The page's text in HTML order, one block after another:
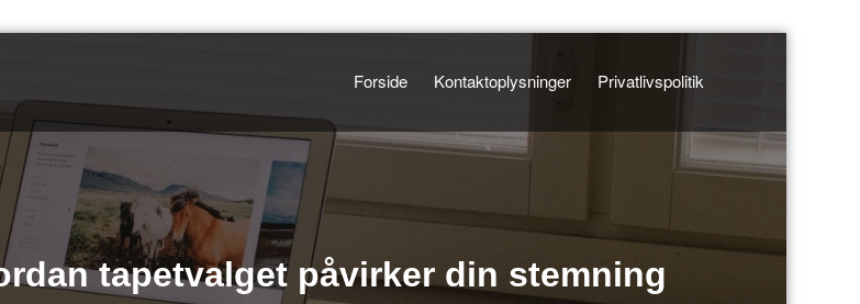
Forside Kontaktoplysninger Privatlivspolitik
tapetvalget påvirker din stemning